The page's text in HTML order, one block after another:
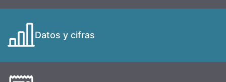
Datos y cifras